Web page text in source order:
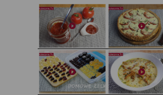
Domowy ketchup (bez cukru) Tarta francuska z cebulą i pomidorem